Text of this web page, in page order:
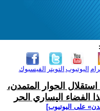
الفيسبوك التويتر اليوتيوب
الحوار المتمدن،
الفضاء اليساري الحر
على اليوتيوب]